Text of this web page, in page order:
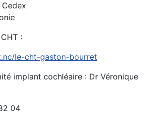
:
le-cht-gaston-bourret
implant cochléaire : Dr Véronique
04